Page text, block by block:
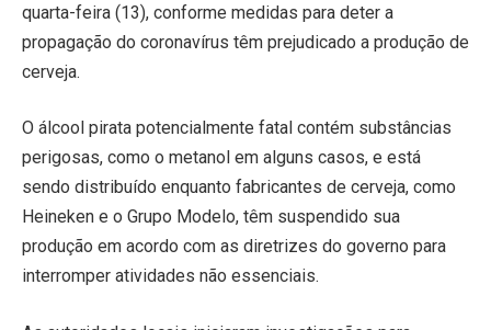
quarta-feira (13), conforme medidas para deter a
propagação do coronavírus têm prejudicado a produção de
cerveja.
O álcool pirata potencialmente fatal contém substâncias
perigosas, como o metanol em alguns casos, e está
sendo distribuído enquanto fabricantes de cerveja, como
Heineken e o Grupo Modelo, têm suspendido sua
produção em acordo com as diretrizes do governo para
interromper atividades não essenciais.